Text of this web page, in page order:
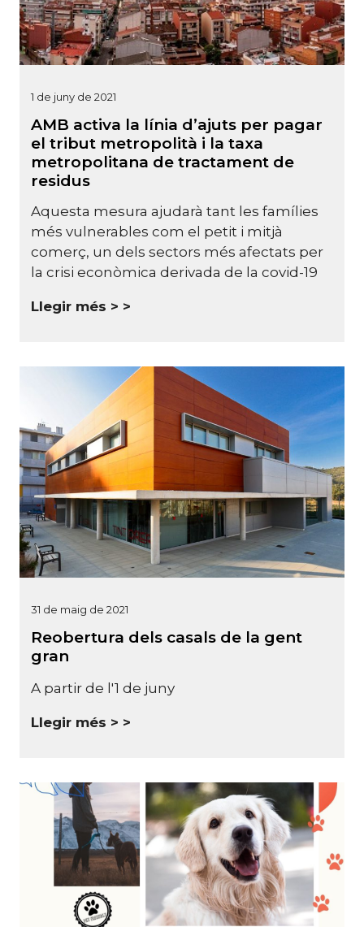
1 de juny de 2021
AMB activa la línia d’ajuts per pagar
el tribut metropolità i la taxa
metropolitana de tractament de
residus
Aquesta mesura ajudarà tant les famílies
més vulnerables com el petit i mitjà
comerç, un dels sectors més afectats per
la crisi econòmica derivada de la covid-19
Llegir més >
31 de maig de 2021
Reobertura dels casals de la gent
gran
A partir de l'1 de juny
Llegir més >